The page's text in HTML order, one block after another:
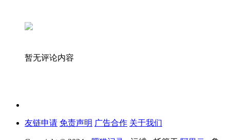
暂无评论内容
友链申请 免责声明 广告合作 关于我们